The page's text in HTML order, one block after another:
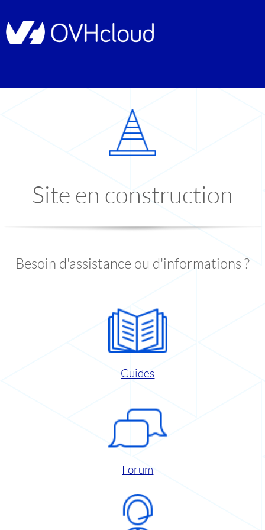
Site en construction
Besoin d'assistance ou d'informations ?
Guides
Forum